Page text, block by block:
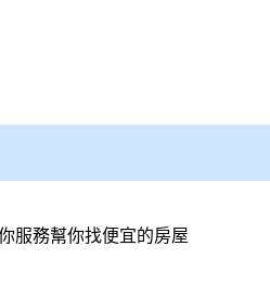
服務幫你找便宜的房屋